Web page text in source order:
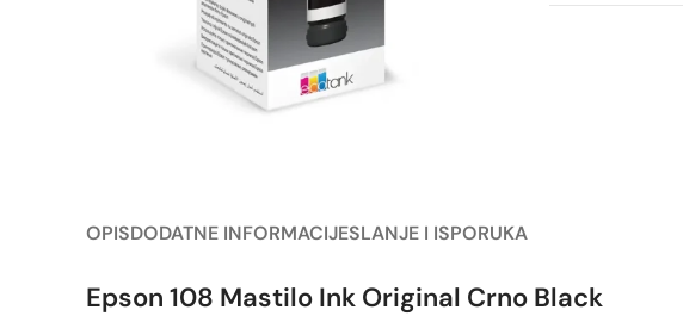
OPISDODATNE INFORMACIJESLANJE I ISPORUKA
Epson 108 Mastilo Ink Original Crno Black